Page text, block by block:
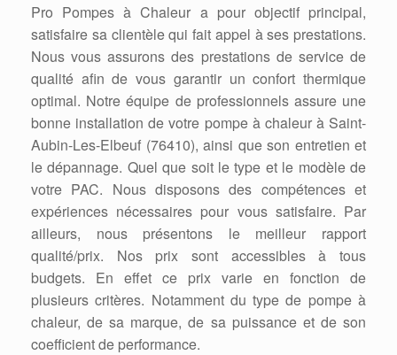
Pro Pompes à Chaleur a pour objectif principal,
satisfaire sa clientèle qui fait appel à ses prestations.
Nous vous assurons des prestations de service de
qualité afin de vous garantir un confort thermique
optimal. Notre équipe de professionnels assure une
bonne installation de votre pompe à chaleur à Saint-
Aubin-Les-Elbeuf (76410), ainsi que son entretien et
le dépannage. Quel que soit le type et le modèle de
votre PAC. Nous disposons des compétences et
expériences nécessaires pour vous satisfaire. Par
ailleurs, nous présentons le meilleur rapport
qualité/prix. Nos prix sont accessibles à tous
budgets. En effet ce prix varie en fonction de
plusieurs critères. Notamment du type de pompe à
chaleur, de sa marque, de sa puissance et de son
coefficient de performance.